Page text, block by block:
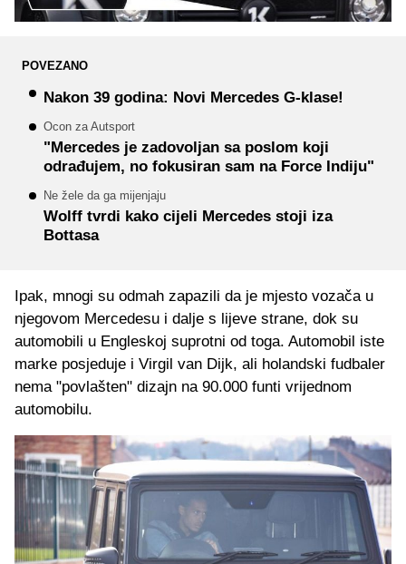
POVEZANO
Nakon 39 godina: Novi Mercedes G-klase!
Ocon za Autsport
"Mercedes je zadovoljan sa poslom koji
odrađujem, no fokusiran sam na Force Indiju"
Ne žele da ga mijenjaju
Wolff tvrdi kako cijeli Mercedes stoji iza
Bottasa
Ipak, mnogi su odmah zapazili da je mjesto vozača u
njegovom Mercedesu i dalje s lijeve strane, dok su
automobili u Engleskoj suprotni od toga. Automobil iste
marke posjeduje i Virgil van Dijk, ali holandski fudbaler
nema "povlašten" dizajn na 90.000 funti vrijednom
automobilu.